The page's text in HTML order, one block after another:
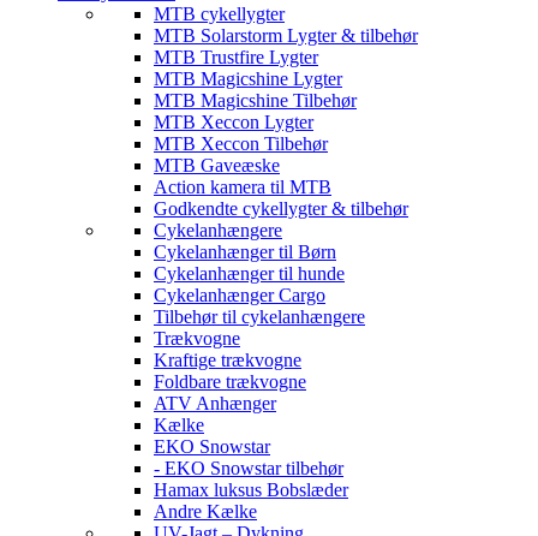
MTB cykellygter
MTB Solarstorm Lygter & tilbehør
MTB Trustfire Lygter
MTB Magicshine Lygter
MTB Magicshine Tilbehør
MTB Xeccon Lygter
MTB Xeccon Tilbehør
MTB Gaveæske
Action kamera til MTB
Godkendte cykellygter & tilbehør
Cykelanhængere
Cykelanhænger til Børn
Cykelanhænger til hunde
Cykelanhænger Cargo
Tilbehør til cykelanhængere
Trækvogne
Kraftige trækvogne
Foldbare trækvogne
ATV Anhænger
Kælke
EKO Snowstar
- EKO Snowstar tilbehør
Hamax luksus Bobslæder
Andre Kælke